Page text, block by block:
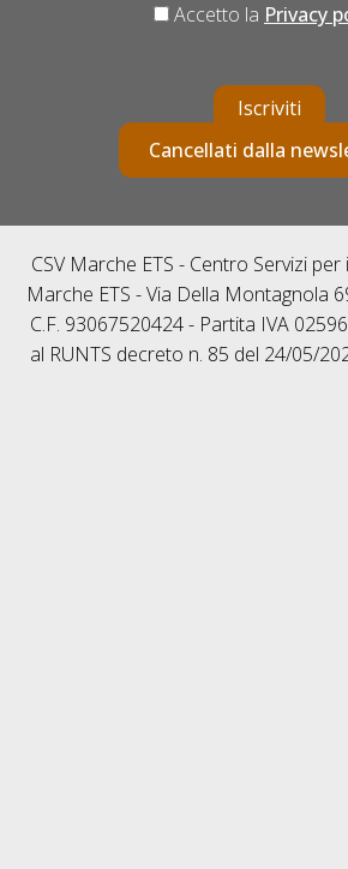
Accetto la Privacy
Iscriviti
Cancellati dalla
CSV Marche ETS - Centro Servizi
Marche ETS - Via Della Montagnola
C.F. 93067520424 - Partita IVA
al RUNTS decreto n. 85 del 24/05/